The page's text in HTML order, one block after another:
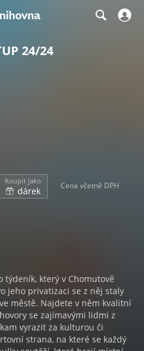
24/24
Koupit jako
dárek Cena včetně DPH
týdeník, který v Chomutově
jeho privatizaci se z něj staly
městě. Najdete v něm kvalitní
se zajímavými lidmi z
vyrazit za kulturou či
strana, na které se každý